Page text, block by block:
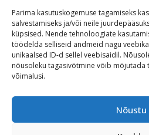
Parima kasutuskogemuse tagamiseks
salvestamiseks ja/või neile
küpsised. Nende tehnoloogiate
töödelda selliseid andmeid nagu
unikaalsed ID-d sellel veebisaidil.
nõusoleku tagasivõtmine võib mõjutada
võimalusi.
Nõustu
Maitseelamused
Vaatamisväärsused
Visit Tallinn